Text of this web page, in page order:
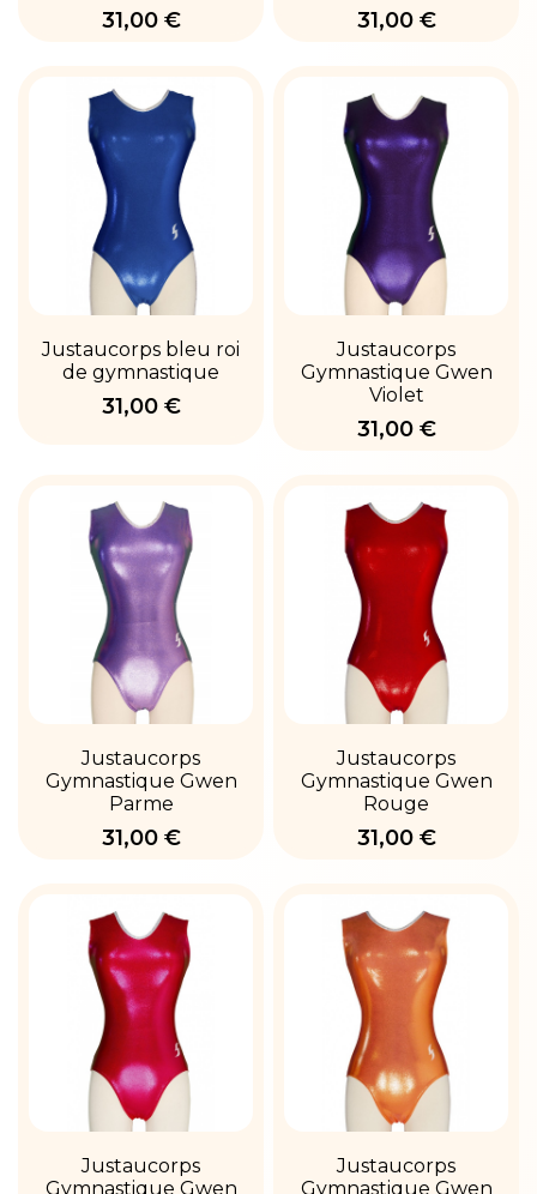
31,00 € 31,00 €
Justaucorps bleu roi
de gymnastique
31,00 €
Justaucorps
Gymnastique Gwen
Violet
31,00 €
Justaucorps
Gymnastique Gwen
Parme
31,00 €
Justaucorps
Gymnastique Gwen
Rouge
31,00 €
Justaucorps
Gymnastique Gwen
Justaucorps
Gymnastique Gwen